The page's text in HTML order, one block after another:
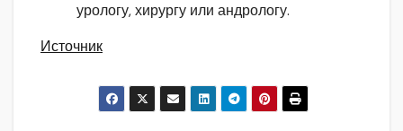
урологу, хирургу или андрологу.
Источник